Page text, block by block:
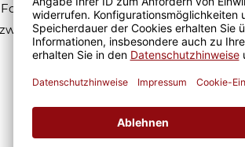
und Motivtassen garantiert
schmeckt gleich nochmal